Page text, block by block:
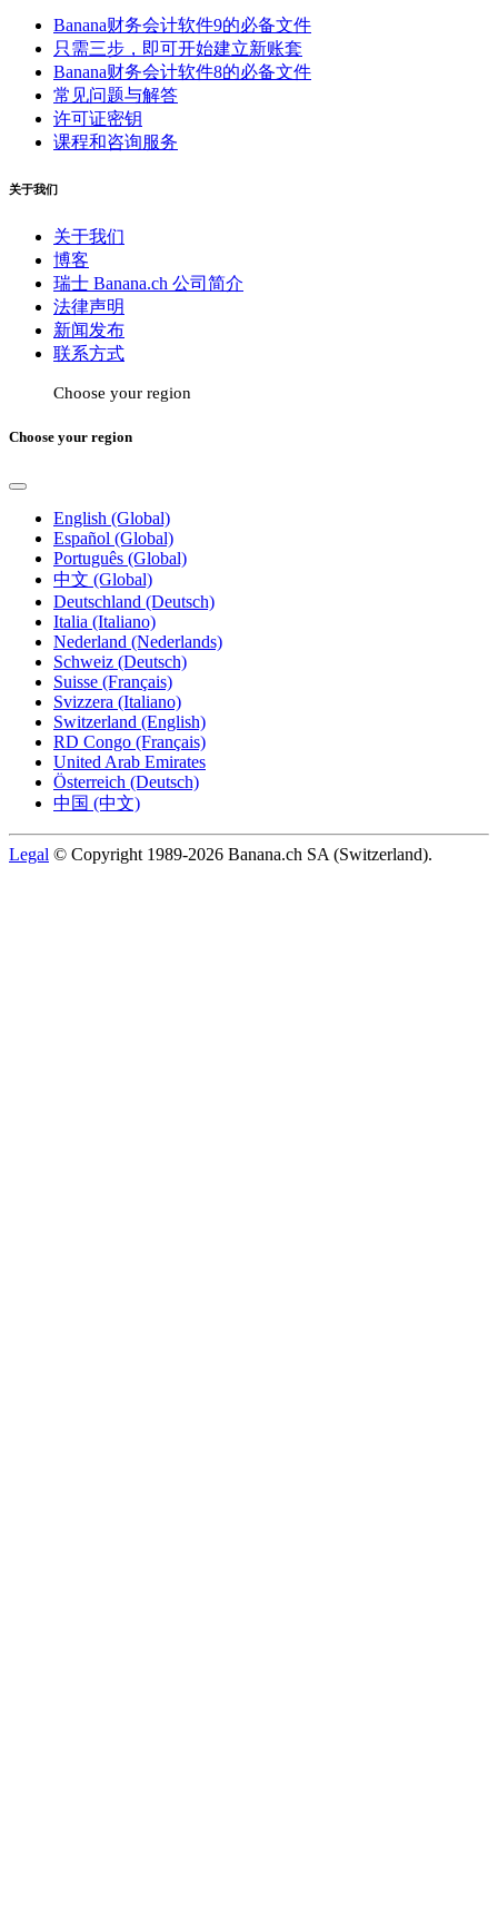
Banana财务会计软件9的必备文件
只需三步，即可开始建立新账套
Banana财务会计软件8的必备文件
常见问题与解答
许可证密钥
课程和咨询服务
关于我们
关于我们
博客
瑞士 Banana.ch 公司简介
法律声明
新闻发布
联系方式
Choose your region
Choose your region
English (Global)
Español (Global)
Português (Global)
中文 (Global)
Deutschland (Deutsch)
Italia (Italiano)
Nederland (Nederlands)
Schweiz (Deutsch)
Suisse (Français)
Svizzera (Italiano)
Switzerland (English)
RD Congo (Français)
United Arab Emirates
Österreich (Deutsch)
中国 (中文)
Legal © Copyright 1989-2026 Banana.ch SA (Switzerland).